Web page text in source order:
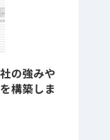
の強みや
構築しま